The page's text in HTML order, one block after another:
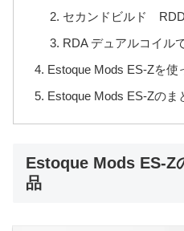
セカンドビルド
RDA デュアルコイル
Estoque Mods ES-Zを使
Estoque Mods ES-Zのま
Estoque Mods ES-Z
品